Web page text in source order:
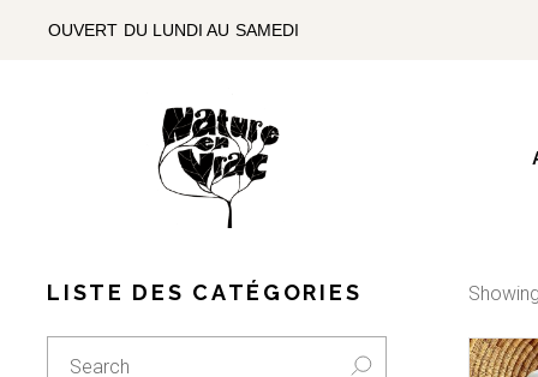
OUVERT DU LUNDI AU SAMEDI
LISTE DES CATÉGORIES
Search
for: